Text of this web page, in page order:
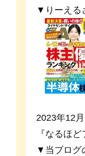
▼りーえる
2023年12
『なるほ
▼当ブログ